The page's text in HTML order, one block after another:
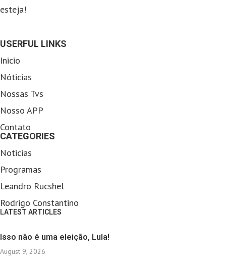
esteja!
USERFUL LINKS
Inicio
Nóticias
Nossas Tvs
Nosso APP
Contato
CATEGORIES
Noticias
Programas
Leandro Rucshel
Rodrigo Constantino
LATEST ARTICLES
Isso não é uma eleição, Lula!
August 9, 2026